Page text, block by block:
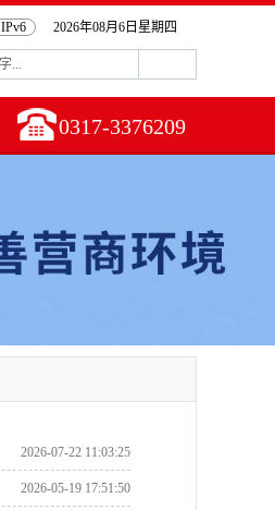
IPv6 2026年08月6日星期四
0317-3376209
2026-07-22 11:03:25
2026-05-19 17:51:50